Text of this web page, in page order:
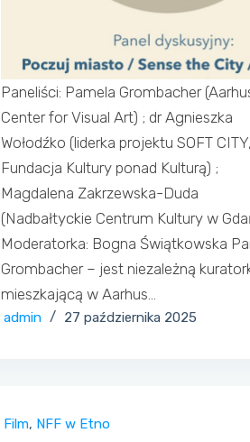
Paneliści: Pamela Grombacher
Center for Visual Art) ; dr Agnieszka
Wołodźko (liderka projektu SOFT CITY,
Fundacja Kultury ponad Kulturą) ;
Magdalena Zakrzewska-Duda
(Nadbałtyckie Centrum Kultury w
Moderatorka: Bogna Świątkowska
Grombacher – jest niezależną
mieszkającą w Aarhus…
admin 27 października 2025
Film, NFF w Etno